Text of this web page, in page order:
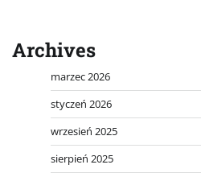
Archives
marzec 2026
styczeń 2026
wrzesień 2025
sierpień 2025